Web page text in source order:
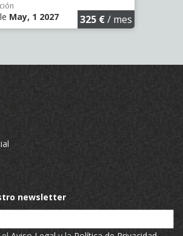
May, 1 2027 325 €/ mes
newsletter